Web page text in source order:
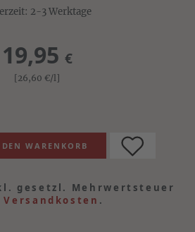
2-3 Werktage
19,95 €
[26,60€/l]
gesetzl. Mehrwertsteuer
Versandkosten .